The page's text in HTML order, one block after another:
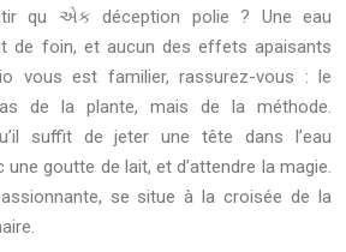
qu એક déception polie ? Une eau
de foin, et aucun des effets apaisants
vous est familier, rassurez-vous : le
de la plante, mais de la méthode.
suffit de jeter une tête dans l’eau
goutte de lait, et d’attendre la magie.
se situe à la croisée de la